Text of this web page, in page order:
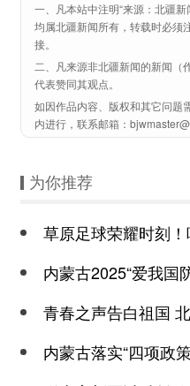
一、凡本站中注明“来源：北疆
均属北疆新闻所有，转载时必须
接。
二、凡来源非北疆新闻的新闻（
代表赞同其观点。
如因作品内容、版权和其它问题
内进行，联系邮箱：
为你推荐
草原足球荣耀时刻！呼和浩特队
内蒙古2025“爱我国防”主题演讲
青春之声告白祖国
内蒙古落实“四项政